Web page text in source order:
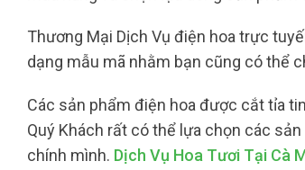
Thương Mại Dịch Vụ điện hoa trực
dạng mẫu mã nhằm bạn cũng có thể
Các sản phẩm điện hoa được cắt tỉa
Quý Khách rất có thể lựa chọn các
chính mình. Dịch Vụ Hoa Tươi Tại Cà